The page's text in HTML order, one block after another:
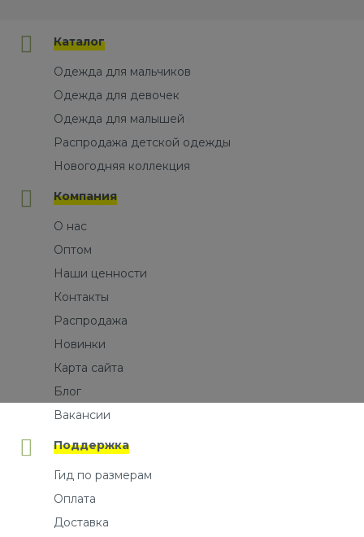
Каталог
Одежда для мальчиков
Одежда для девочек
Одежда для малышей
Распродажа детской одежды
Новогодняя коллекция
Компания
О нас
Оптом
Наши ценности
Контакты
Распродажа
Новинки
Карта сайта
Блог
Вакансии
Поддержка
Гид по размерам
Оплата
Доставка